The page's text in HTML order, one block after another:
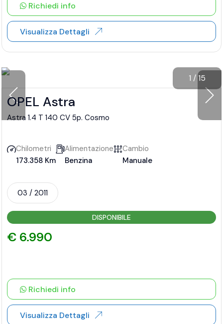
Richiedi info
Visualizza Dettagli
1 /15
OPEL Astra
Astra 1.4 T 140 CV 5p. Cosmo
Chilometri
173.358 Km
Alimentazione
Benzina
Cambio
Manuale
03 / 2011
DISPONIBILE
€ 6.990
Richiedi info
Visualizza Dettagli